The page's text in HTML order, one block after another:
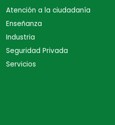
Atención a la ciudadanía
Enseñanza
Industria
Seguridad Privada
Servicios